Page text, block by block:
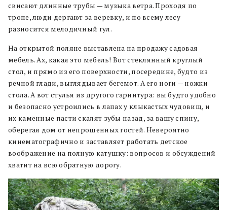
свисают длинные трубы — музыка ветра. Проходя по
тропе, люди дергают за веревку, и по всему лесу
разносится мелодичный гул.
На открытой поляне выставлена на продажу садовая
мебель. Ах, какая это мебель! Вот стеклянный круглый
стол, и прямо из его поверхности, посередине, будто из
речной глади, выглядывает бегемот. А его ноги — ножки
стола. А вот стулья из другого гарнитура: вы будто удобно
и безопасно устроились в лапах у клыкастых чудовищ, и
их каменные пасти скалят зубы назад, за вашу спину,
оберегая дом от непрошенных гостей. Невероятно
кинематографично и заставляет работать детское
воображение на полную катушку: вопросов и обсуждений
хватит на всю обратную дорогу.